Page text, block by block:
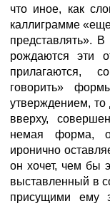
что иное, как
каллиграмме
представлять». В
рождаются эти
прилагаются,
говорить»
утверждением, то
вверху,
немая форма,
иронично
он хочет, чем бы
выставленный в
присущими ему